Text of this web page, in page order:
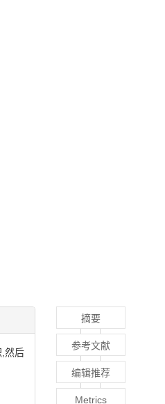
然后
摘要
参考文献
编辑推荐
Metrics